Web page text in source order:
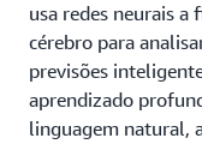
usa redes neurais
cérebro para
previsões
aprendizado
linguagem natural,